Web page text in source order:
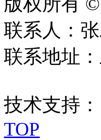
联系人：
联系地址
技术支持
TOP